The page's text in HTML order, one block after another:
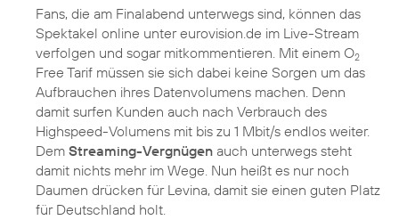
Fans, die am Finalabend unterwegs sind, können das
Spektakel online unter eurovision.de im Live-Stream
verfolgen und sogar mitkommentieren. Mit einem O2
Free Tarif müssen sie sich dabei keine Sorgen um das
Aufbrauchen ihres Datenvolumens machen. Denn
damit surfen Kunden auch nach Verbrauch des
Highspeed-Volumens mit bis zu 1 Mbit/s endlos weiter.
Dem Streaming-Vergnügen auch unterwegs steht
damit nichts mehr im Wege. Nun heißt es nur noch
Daumen drücken für Levina, damit sie einen guten Platz
für Deutschland holt.